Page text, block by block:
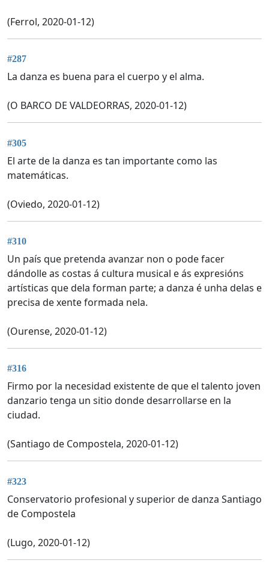
(Ferrol, 2020-01-12)
#287
La danza es buena para el cuerpo y el alma.
(O BARCO DE VALDEORRAS, 2020-01-12)
#305
El arte de la danza es tan importante como las
matemáticas.
(Oviedo, 2020-01-12)
#310
Un país que pretenda avanzar non o pode facer
dándolle as costas á cultura musical e ás expresións
artísticas que dela forman parte; a danza é unha delas e
precisa de xente formada nela.
(Ourense, 2020-01-12)
#316
Firmo por la necesidad existente de que el talento joven
danzario tenga un sitio donde desarrollarse en la
ciudad.
(Santiago de Compostela, 2020-01-12)
#323
Conservatorio profesional y superior de danza Santiago
de Compostela
(Lugo, 2020-01-12)